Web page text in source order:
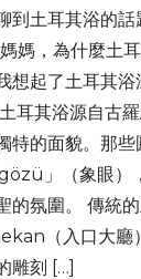
到土耳其浴的話
媽，為什麼土
想起了土耳其浴
耳其浴源自古
特的面貌。那
」（象眼）
的氛圍。 傳統
（入口大廳
雕刻 […]